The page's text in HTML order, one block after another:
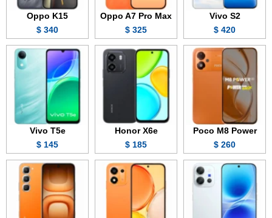
Vivo S2
420 $
Oppo A7 Pro Max
325 $
Oppo K15
340 $
Poco M8 Power
260 $
Honor X6e
185 $
Vivo T5e
145 $